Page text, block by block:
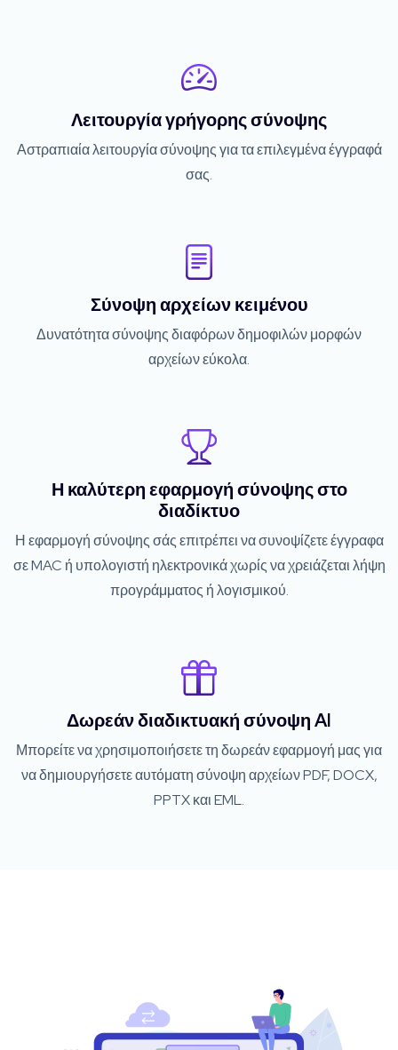
Λειτουργία γρήγορης σύνοψης
Αστραπιαία λειτουργία σύνοψης για τα επιλεγμένα έγγραφά
σας.
Σύνοψη αρχείων κειμένου
Δυνατότητα σύνοψης διαφόρων δημοφιλών μορφών
αρχείων εύκολα.
Η καλύτερη εφαρμογή σύνοψης στο
διαδίκτυο
Η εφαρμογή σύνοψης σάς επιτρέπει να συνοψίζετε έγγραφα
σε MAC ή υπολογιστή ηλεκτρονικά χωρίς να χρειάζεται λήψη
προγράμματος ή λογισμικού.
Δωρεάν διαδικτυακή σύνοψη AI
Μπορείτε να χρησιμοποιήσετε τη δωρεάν εφαρμογή μας για
να δημιουργήσετε αυτόματη σύνοψη αρχείων PDF, DOCX,
PPTX και EML.